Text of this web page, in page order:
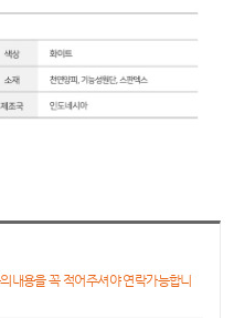
내용을 꼭 적어주셔야 연락가능합니